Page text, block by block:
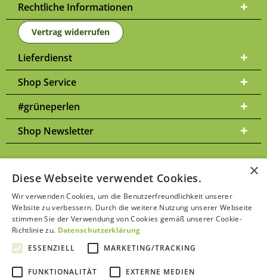
Rechtliche Informationen
Vertrag widerrufen
Lieferdienst
Shop Service
#grüneperlen
Shop Newsletter
* Alle Preise inkl. gesetzl. Mehrwertsteuer zzgl. Versandkosten
ggf. Nachnahmegebühren, wenn nicht anders beschrieben | Bitte
beachten Sie unsereDatenschutzerklärung
×
Diese Webseite verwendet Cookies.
Wir verwenden Cookies, um die Benutzerfreundlichkeit unserer
Website zu verbessern. Durch die weitere Nutzung unserer Webseite
stimmen Sie der Verwendung von Cookies gemäß unserer Cookie-
Richtlinie zu. Datenschutzerklärung
ESSENZIELL
MARKETING/TRACKING
FUNKTIONALITÄT EXTERNE MEDIEN